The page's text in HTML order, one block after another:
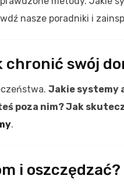
nasze poradniki i
swój
Jakie systemy
poza nim? Jak
.
i oszczędzać?